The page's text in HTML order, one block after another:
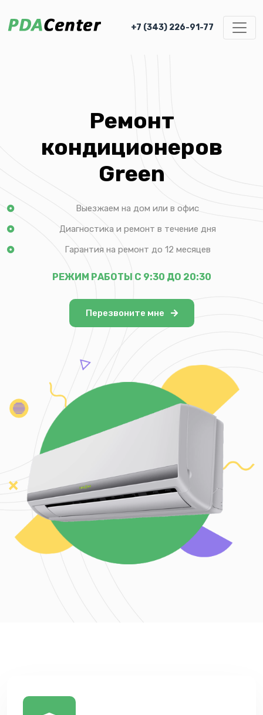
+7 (343) 226-91-77
Ремонт
кондиционеров
Green
Выезжаем на дом или в офис
Диагностика и ремонт в течение дня
Гарантия на ремонт до 12 месяцев
РЕЖИМ РАБОТЫ С 9:30 ДО 20:30
Перезвоните мне